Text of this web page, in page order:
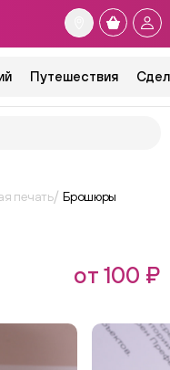
Путешествия
печать Брошюры
от 100 ₽